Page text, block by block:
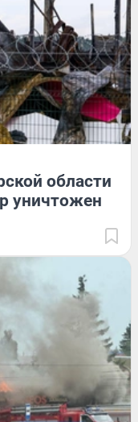
области
уничтожен